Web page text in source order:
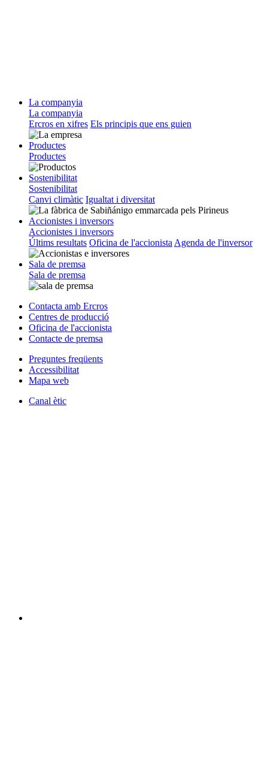
La companyia
La companyia
Ercros en xifres Els principis que ens guien
Productes
Productes
Sostenibilitat
Sostenibilitat
Canvi climàtic Igualtat i diversitat
Accionistes i inversors
Accionistes i inversors
Últims resultats Oficina de l'accionista Agenda de l'inversor
Sala de premsa
Sala de premsa
Contacta amb Ercros
Centres de producció
Oficina de l'accionista
Contacte de premsa
Preguntes freqüents
Accessibilitat
Mapa web
Canal ètic